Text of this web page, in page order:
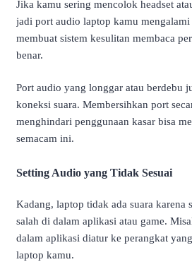
Jika kamu sering mencolok headset
jadi port audio laptop kamu
membuat sistem kesulitan membaca
benar.
Port audio yang longgar atau berdebu
koneksi suara. Membersihkan port
menghindari penggunaan kasar bisa
semacam ini.
Setting Audio yang Tidak Sesuai
Kadang, laptop tidak ada suara karena
salah di dalam aplikasi atau game.
dalam aplikasi diatur ke perangkat
laptop kamu.